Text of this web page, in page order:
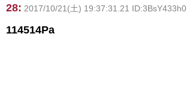
28: 2017/10/21(土) 19:37:31.21 ID:3BsY433h0
114514Pa